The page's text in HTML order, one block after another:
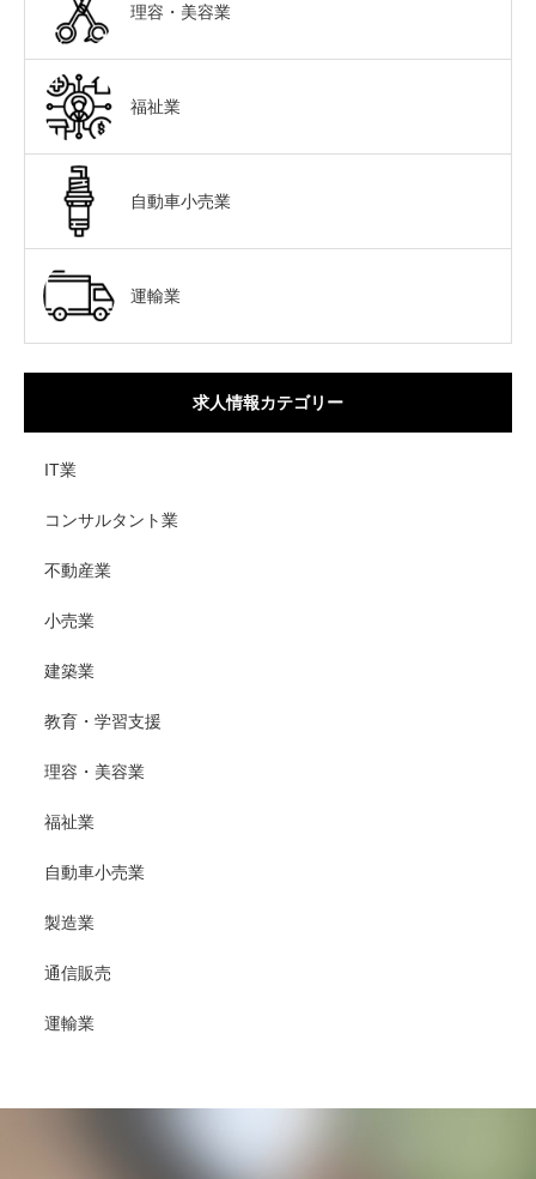
理容・美容業
福祉業
自動車小売業
運輸業
求人情報カテゴリー
IT業
コンサルタント業
不動産業
小売業
建築業
教育・学習支援
理容・美容業
福祉業
自動車小売業
製造業
通信販売
運輸業